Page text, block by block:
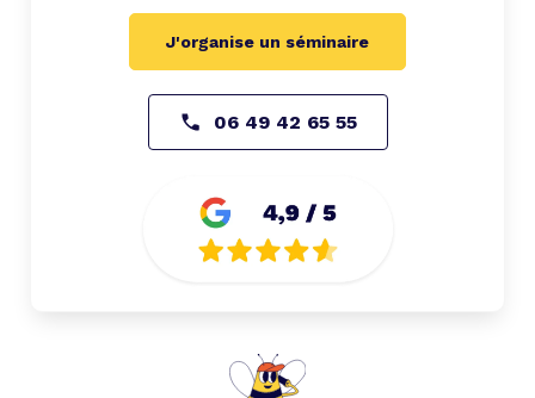
J'organise un séminaire
06 49 42 65 55